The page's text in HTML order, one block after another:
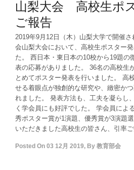
山梨大会 高校生ポ
ご報告
2019年9月12日（木）山梨大学で開催
会山梨大会において、高校生ポスター
た。 西日本・東日本の10校から19題の
表の応募がありました。 36名の高校生
とめてポスター発表を行いました。 高
せる着眼点が独創的な研究や、緻密か
れました。 発表方法も、工夫を凝らし
く学会員にも好評でした。 学会員によ
秀ポスター賞が1演題、優秀賞が3演題
いただきました高校生の皆さん、引率
Posted On 03 12月 2019, By 教育部会